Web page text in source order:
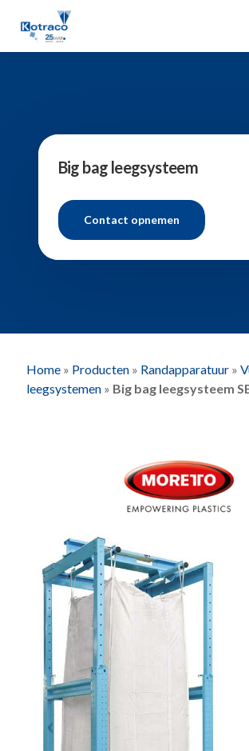
Big bag leegsysteem
Contact opnemen
Home» Producten» Randapparatuur»
leegsystemen» Big bag leegsysteem